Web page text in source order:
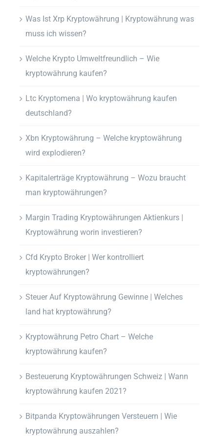
Was Ist Xrp Kryptowährung | Kryptowährung was
muss ich wissen?
Welche Krypto Umweltfreundlich – Wie
kryptowährung kaufen?
Ltc Kryptomena | Wo kryptowährung kaufen
deutschland?
Xbn Kryptowährung – Welche kryptowährung
wird explodieren?
Kapitalerträge Kryptowährung – Wozu braucht
man kryptowährungen?
Margin Trading Kryptowährungen Aktienkurs |
Kryptowährung worin investieren?
Cfd Krypto Broker | Wer kontrolliert
kryptowährungen?
Steuer Auf Kryptowährung Gewinne | Welches
land hat kryptowährung?
Kryptowährung Petro Chart – Welche
kryptowährung kaufen?
Besteuerung Kryptowährungen Schweiz | Wann
kryptowährung kaufen 2021?
Bitpanda Kryptowährungen Versteuern | Wie
kryptowährung auszahlen?